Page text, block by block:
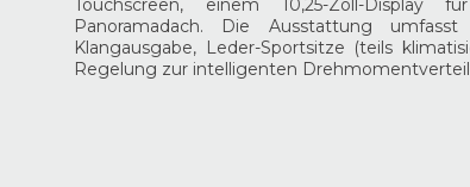
Touchscreen, einem 10,25-Zoll-
Panoramadach. Die Ausstattung
Klangausgabe, Leder-Sportsitze (teils
Regelung zur intelligenten